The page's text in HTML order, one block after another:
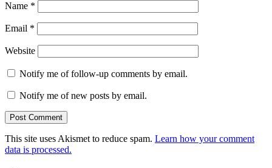
Name *
Email *
Website
Notify me of follow-up comments by email.
Notify me of new posts by email.
This site uses Akismet to reduce spam. Learn how your comment
data is processed.